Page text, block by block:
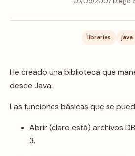
libraries java
He creado una biblioteca que
desde Java.
Las funciones básicas que se
Abrir (claro está) archivos
3.